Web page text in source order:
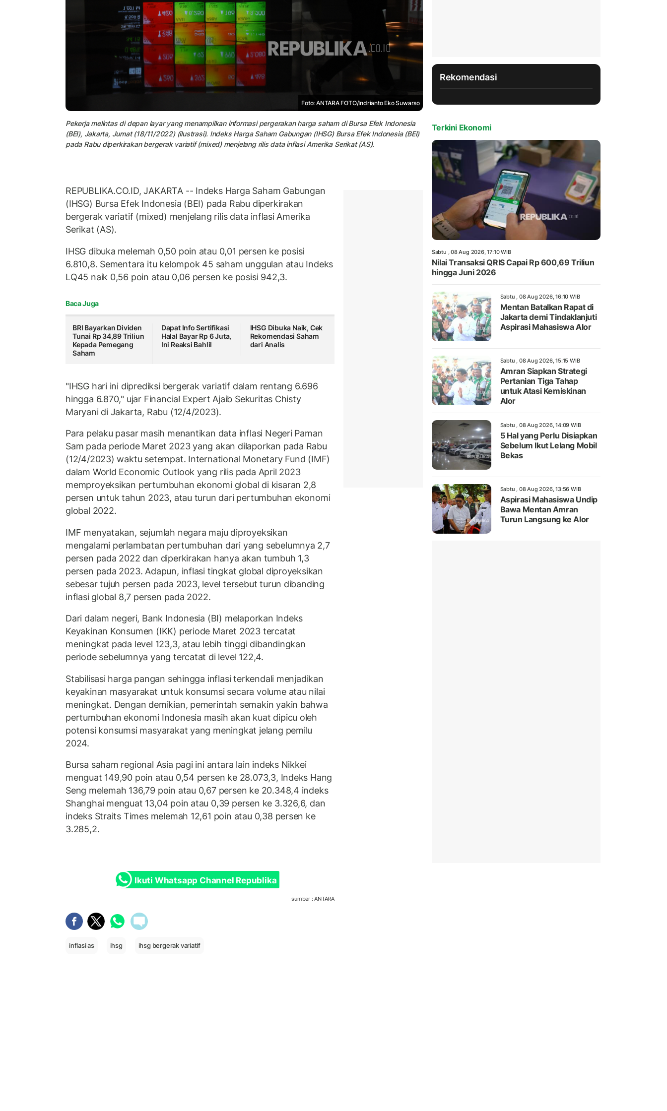
Foto: ANTARA FOTO/Indrianto Eko Suwarso
Pekerja melintas di depan layar yang menampilkan informasi pergerakan harga saham di Bursa Efek Indonesia
(BEI), Jakarta, Jumat (18/11/2022) (ilustrasi). Indeks Harga Saham Gabungan (IHSG) Bursa Efek Indonesia (BEI)
pada Rabu diperkirakan bergerak variatif (mixed) menjelang rilis data inflasi Amerika Serikat (AS).
REPUBLIKA.CO.ID, JAKARTA -- Indeks Harga Saham Gabungan
(IHSG) Bursa Efek Indonesia (BEI) pada Rabu diperkirakan
bergerak variatif (mixed) menjelang rilis data inflasi Amerika
Serikat (AS).
IHSG dibuka melemah 0,50 poin atau 0,01 persen ke posisi
6.810,8. Sementara itu kelompok 45 saham unggulan atau Indeks
LQ45 naik 0,56 poin atau 0,06 persen ke posisi 942,3.
Baca Juga
BRI Bayarkan Dividen
Tunai Rp 34,89 Triliun
Kepada Pemegang
Saham
Dapat Info Sertifikasi
Halal Bayar Rp 6 Juta,
Ini Reaksi Bahlil
IHSG Dibuka Naik, Cek
Rekomendasi Saham
dari Analis
"IHSG hari ini diprediksi bergerak variatif dalam rentang 6.696
hingga 6.870," ujar Financial Expert Ajaib Sekuritas Chisty
Maryani di Jakarta, Rabu (12/4/2023).
Para pelaku pasar masih menantikan data inflasi Negeri Paman
Sam pada periode Maret 2023 yang akan dilaporkan pada Rabu
(12/4/2023) waktu setempat. International Monetary Fund (IMF)
dalam World Economic Outlook yang rilis pada April 2023
memproyeksikan pertumbuhan ekonomi global di kisaran 2,8
persen untuk tahun 2023, atau turun dari pertumbuhan ekonomi
global 2022.
IMF menyatakan, sejumlah negara maju diproyeksikan
mengalami perlambatan pertumbuhan dari yang sebelumnya 2,7
persen pada 2022 dan diperkirakan hanya akan tumbuh 1,3
persen pada 2023. Adapun, inflasi tingkat global diproyeksikan
sebesar tujuh persen pada 2023, level tersebut turun dibanding
inflasi global 8,7 persen pada 2022.
Dari dalam negeri, Bank Indonesia (BI) melaporkan Indeks
Keyakinan Konsumen (IKK) periode Maret 2023 tercatat
meningkat pada level 123,3, atau lebih tinggi dibandingkan
periode sebelumnya yang tercatat di level 122,4.
Stabilisasi harga pangan sehingga inflasi terkendali menjadikan
keyakinan masyarakat untuk konsumsi secara volume atau nilai
meningkat. Dengan demikian, pemerintah semakin yakin bahwa
pertumbuhan ekonomi Indonesia masih akan kuat dipicu oleh
potensi konsumsi masyarakat yang meningkat jelang pemilu
2024.
Bursa saham regional Asia pagi ini antara lain indeks Nikkei
menguat 149,90 poin atau 0,54 persen ke 28.073,3, Indeks Hang
Seng melemah 136,79 poin atau 0,67 persen ke 20.348,4 indeks
Shanghai menguat 13,04 poin atau 0,39 persen ke 3.326,6, dan
indeks Straits Times melemah 12,61 poin atau 0,38 persen ke
3.285,2.
Ikuti Whatsapp Channel Republika
sumber : ANTARA
inflasi as ihsg ihsg bergerak variatif
Rekomendasi
Terkini Ekonomi
Sabtu , 08 Aug 2026, 17:10 WIB
Nilai Transaksi QRIS Capai Rp 600,69 Triliun
hingga Juni 2026
Sabtu , 08 Aug 2026, 16:10 WIB
Mentan Batalkan Rapat di
Jakarta demi Tindaklanjuti
Aspirasi Mahasiswa Alor
Sabtu , 08 Aug 2026, 15:15 WIB
Amran Siapkan Strategi
Pertanian Tiga Tahap
untuk Atasi Kemiskinan
Alor
Sabtu , 08 Aug 2026, 14:09 WIB
5 Hal yang Perlu Disiapkan
Sebelum Ikut Lelang Mobil
Bekas
Sabtu , 08 Aug 2026, 13:56 WIB
Aspirasi Mahasiswa Undip
Bawa Mentan Amran
Turun Langsung ke Alor